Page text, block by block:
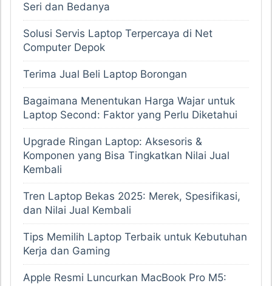
Seri dan Bedanya
Solusi Servis Laptop Terpercaya di Net
Computer Depok
Terima Jual Beli Laptop Borongan
Bagaimana Menentukan Harga Wajar untuk
Laptop Second: Faktor yang Perlu Diketahui
Upgrade Ringan Laptop: Aksesoris &
Komponen yang Bisa Tingkatkan Nilai Jual
Kembali
Tren Laptop Bekas 2025: Merek, Spesifikasi,
dan Nilai Jual Kembali
Tips Memilih Laptop Terbaik untuk Kebutuhan
Kerja dan Gaming
Apple Resmi Luncurkan MacBook Pro M5: